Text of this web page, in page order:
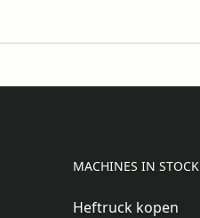
MACHINES IN STOCK
Heftruck kopen